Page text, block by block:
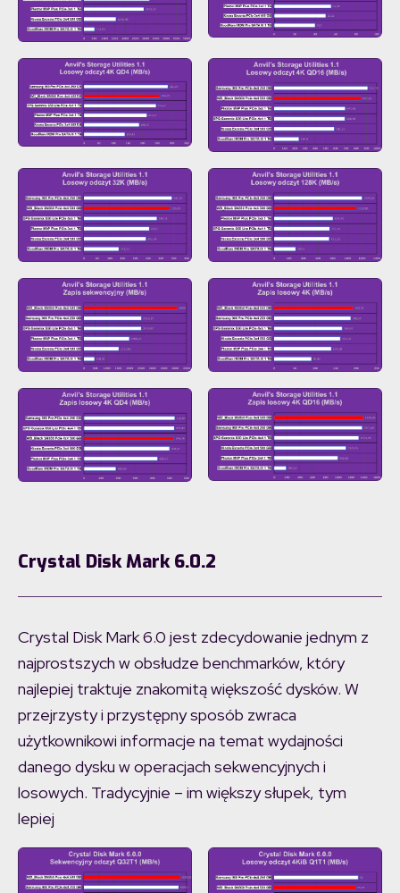
Crystal Disk Mark 6.0.2
Crystal Disk Mark 6.0 jest zdecydowanie jednym z
najprostszych w obsłudze benchmarków, który
najlepiej traktuje znakomitą większość dysków. W
przejrzysty i przystępny sposób zwraca
użytkownikowi informacje na temat wydajności
danego dysku w operacjach sekwencyjnych i
losowych. Tradycyjnie – im większy słupek, tym
lepiej